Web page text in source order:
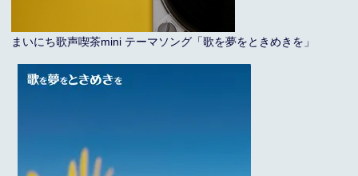
まいにち歌声喫茶mini テーマソング「歌を夢をときめきを」